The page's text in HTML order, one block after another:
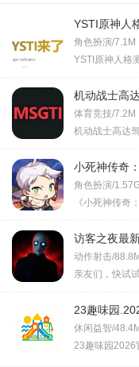
YSTI原神人
角色扮演/7.1M
YSTI原神人格
机动战士高
测试app)v1.0
体育竞技/7.2M
机动战士高达
小死神传奇
v1.2.24 免费
角色扮演/
《小死神传奇
访客之夜最
动作射击/
亲友们，快试
23趣味园
休闲益智/
23趣味园2026